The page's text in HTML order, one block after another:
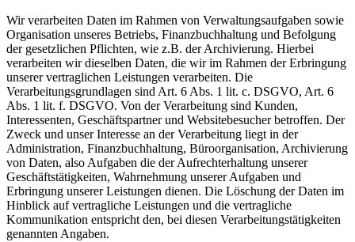
Wir verarbeiten Daten im Rahmen von Verwaltungsaufgaben sowie
Organisation unseres Betriebs, Finanzbuchhaltung und Befolgung
der gesetzlichen Pflichten, wie z.B. der Archivierung. Hierbei
verarbeiten wir dieselben Daten, die wir im Rahmen der Erbringung
unserer vertraglichen Leistungen verarbeiten. Die
Verarbeitungsgrundlagen sind Art. 6 Abs. 1 lit. c. DSGVO, Art. 6
Abs. 1 lit. f. DSGVO. Von der Verarbeitung sind Kunden,
Interessenten, Geschäftspartner und Websitebesucher betroffen. Der
Zweck und unser Interesse an der Verarbeitung liegt in der
Administration, Finanzbuchhaltung, Büroorganisation, Archivierung
von Daten, also Aufgaben die der Aufrechterhaltung unserer
Geschäftstätigkeiten, Wahrnehmung unserer Aufgaben und
Erbringung unserer Leistungen dienen. Die Löschung der Daten im
Hinblick auf vertragliche Leistungen und die vertragliche
Kommunikation entspricht den, bei diesen Verarbeitungstätigkeiten
genannten Angaben.